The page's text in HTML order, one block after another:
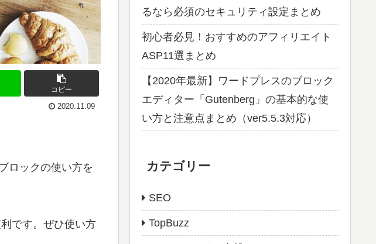
コピー
2020.11.09
ロックの使い方を
です。ぜひ使い方
るなら必須のセキュリティ設定まとめ
初心者必見！おすすめのアフィリエイト
ASP11選まとめ
【2020年最新】ワードプレスのブロック
エディター「Gutenberg」の基本的な使
い方と注意点まとめ（ver5.5.3対応）
カテゴリー
SEO
TopBuzz